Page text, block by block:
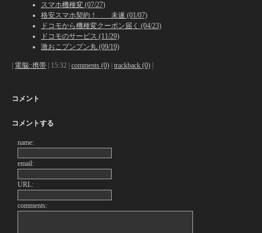
スマホ機種変 (07/27)
格安スマホ契約！ 未遂 (01/07)
ドコモから機種変クーポン届く (04/23)
ドコモのサービス (11/29)
激おこプンプン丸 (09/19)
電脳::携帯 | 15:32 | comments (0) trackback (0)
コメント
コメントする
name:
email:
URL:
comments: